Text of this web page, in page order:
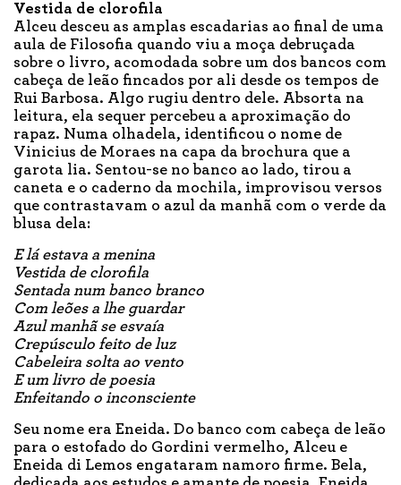
Vestida de clorofila
Alceu desceu as amplas escadarias ao final de uma
aula de Filosofia quando viu a moça debruçada
sobre o livro, acomodada sobre um dos bancos com
cabeça de leão fincados por ali desde os tempos de
Rui Barbosa. Algo rugiu dentro dele. Absorta na
leitura, ela sequer percebeu a aproximação do
rapaz. Numa olhadela, identificou o nome de
Vinicius de Moraes na capa da brochura que a
garota lia. Sentou-se no banco ao lado, tirou a
caneta e o caderno da mochila, improvisou versos
que contrastavam o azul da manhã com o verde da
blusa dela:
E lá estava a menina
Vestida de clorofila
Sentada num banco branco
Com leões a lhe guardar
Azul manhã se esvaía
Crepúsculo feito de luz
Cabeleira solta ao vento
E um livro de poesia
Enfeitando o inconsciente
Seu nome era Eneida. Do banco com cabeça de leão
para o estofado do Gordini vermelho, Alceu e
Eneida di Lemos engataram namoro firme. Bela,